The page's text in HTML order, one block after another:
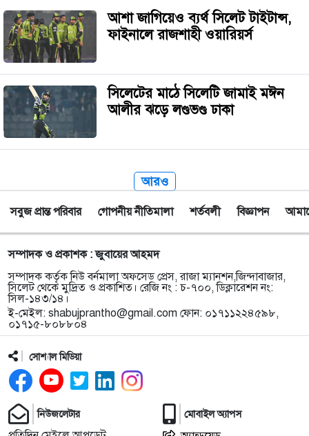
আশা জাগিয়েও ব্যর্থ সিলেট টাইটান্স,
ফাইনালে রাজশাহী ওয়ারিয়র্স
​সিলেটের মাঠে সিলেটি জামাই মঈন
আলীর ঝড়ে লণ্ডভণ্ড ঢাকা
আরও
সবুজ প্রান্ত পরিবার গোপনীয় নীতিমালা শর্তবলী বিজ্ঞাপন
সম্পাদক ও প্রকাশক : জুবায়ের আহমদ
সম্পাদক কর্তৃক নিউ বর্নমালা অফসেড প্রেস, রাজা ম্যানশন,জিন্দাবাজার,
সিলেট থেকে মুদ্রিত ও প্রকাশিত। রেজি নং : চ-৭০০, ডিক্লারেশন নং:
সিল-১৪৩/১৪।
ই-মেইল: shabujprantho@gmail.com ফোন: ০১৭১১২২৪৫৯৮,
০১৭১৫-৮০৮৮০৪
সোশ্যাল মিডিয়া
নিউজলেটার মোবাইল অ্যাপস